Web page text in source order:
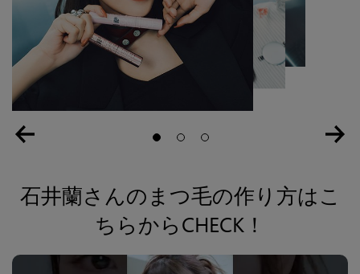
Slide 1Slide 2Slide 3
石井蘭さんのまつ毛の作り方はこ
ちらからCHECK！